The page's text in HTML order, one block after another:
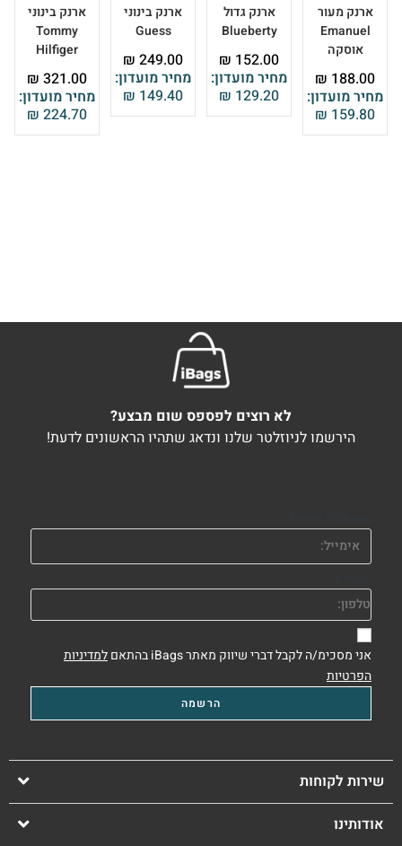
ארנק מעור
Emanuel
אוסקה
מחיר מועדון:
₪ 159.80
₪ 188.00
ארנק גדול
Blueberty
מחיר מועדון:
₪ 129.20
₪ 152.00
ארנק בינוני
Guess
מחיר מועדון:
₪ 149.40
₪ 249.00
ארנק בינוני
Tommy
Hilfiger
מחיר מועדון:
₪ 224.70
₪ 321.00
לא רוצים לפספס שום מבצע?
הירשמו לניוזלטר שלנו ונדאג שתהיו הראשונים לדעת!
אני מסכימ/ה לקבל דברי שיווק מאתר iBags בהתאם
למדיניות
הפרטיות
שירות לקוחות
אודותינו